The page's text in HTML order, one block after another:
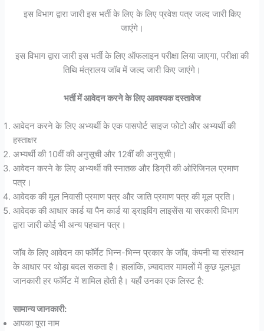
इस विभाग द्वारा जारी इस भर्ती के लिए के लिए प्रवेश पत्र जल्द जारी किए
जाएंगे।
इस विभाग द्वारा जारी इस भर्ती के लिए ऑफलाइन परीक्षा लिया जाएगा, परीक्षा की
तिथि मंत्रालय जॉब में जल्द जारी किए जाएंगे।
भर्ती में आवेदन करने के लिए आवश्यक दस्तावेज
आवेदन करने के लिए अभ्यर्थी के एक पासपोर्ट साइज फोटो और अभ्यर्थी की
हस्ताक्षर
अभ्यर्थी की 10वीं की अनुसूची और 12वीं की अनुसूची।
आवेदन करने के लिए अभ्यर्थी की स्नातक और डिग्री की ओरिजिनल प्रमाण
पत्र।
आवेदक की मूल निवासी प्रमाण पत्र और जाति प्रमाण पत्र की मूल प्रति।
आवेदक की आधार कार्ड या पैन कार्ड या ड्राइविंग लाइसेंस या सरकारी विभाग
द्वारा जारी कोई भी अन्य पहचान पत्र।
जॉब के लिए आवेदन का फॉर्मेट भिन्न-भिन्न प्रकार के जॉब, कंपनी या संस्थान
के आधार पर थोड़ा बदल सकता है। हालांकि, ज़्यादातर मामलों में कुछ मूलभूत
जानकारी हर फॉर्मेट में शामिल होती है। यहाँ उनका एक लिस्ट है:
सामान्य जानकारी:
आपका पूरा नाम